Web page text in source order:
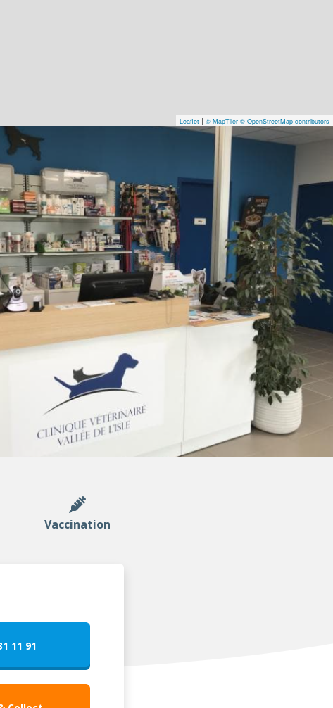
Leaflet | © MapTiler © OpenStreetMap contributors
Vaccination
11 91